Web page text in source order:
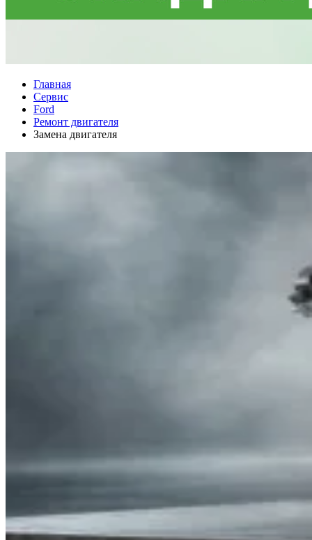
Главная
Сервис
Ford
Ремонт двигателя
Замена двигателя